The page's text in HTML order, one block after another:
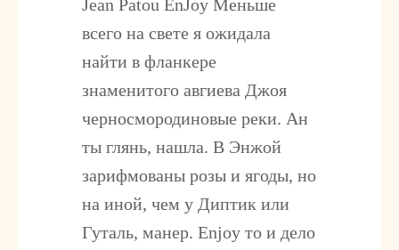
Jean Patou EnJoyМеньше
всего на свете я ожидала
найти в фланкере
знаменитого авгиева Джоя
черносмородиновые реки. Ан
ты глянь, нашла. В Энжой
зарифмованы розы и ягоды, но
на иной, чем у Диптик или
Гуталь, манер. Enjoy то и дело